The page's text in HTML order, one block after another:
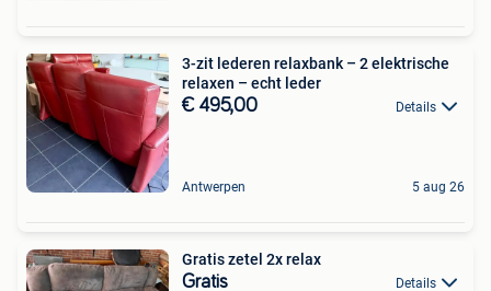
3-zit lederen relaxbank – 2 elektrische
relaxen – echt leder
€ 495,00 Details
Antwerpen 5 aug 26
Gratis zetel 2x relax
Gratis Details